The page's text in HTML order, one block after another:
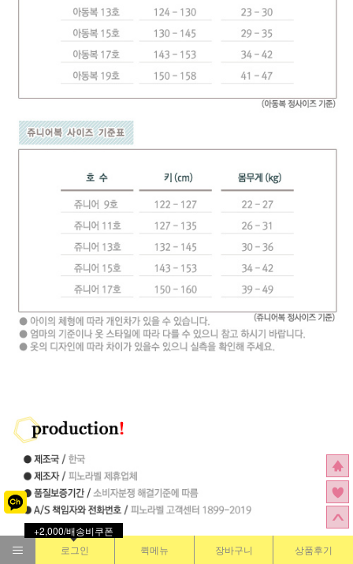
로그인 퀵메뉴 장바구니 상품후기
+2,000/배송비쿠폰